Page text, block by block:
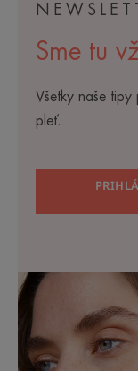
Sme tu
Všetky naše
pleť.